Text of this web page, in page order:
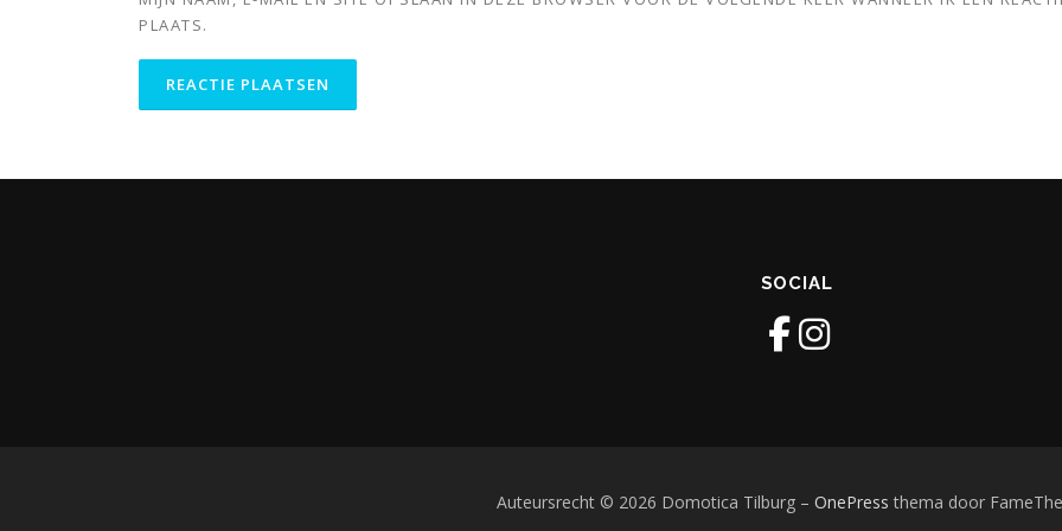
PLAATS.
SOCIAL
Auteursrecht © 2026 Domotica Tilburg – OnePress thema door